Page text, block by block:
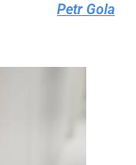
Petr Gola